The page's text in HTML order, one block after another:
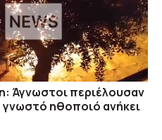
Άγνωστοι περιέλουσαν
γνωστό ηθοποιό ανήκει